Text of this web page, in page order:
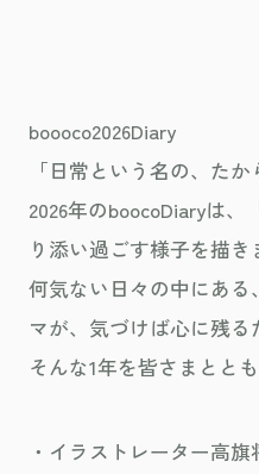
boooco2026Diary
「日常という名の、たか
2026年のboocoDiaryは
り添い過ごす様子を描き
何気ない日々の中にある
マが、気づけば心に残る
そんな1年を皆さまとと
・イラストレーター高